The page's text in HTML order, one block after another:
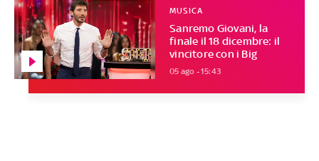
Sanremo Giovani, la
finale il 18 dicembre: il
vincitore con i Big
MUSICA
05 ago - 15:43